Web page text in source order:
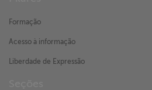
Formação
Acesso à informação
Liberdade de Expressão